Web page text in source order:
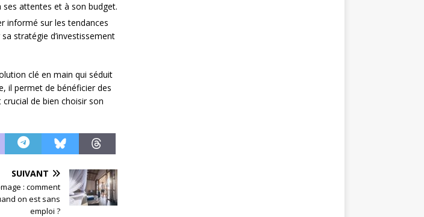
attentes et à son budget.
informé sur les tendances
stratégie d’investissement
clé en main qui séduit
il permet de bénéficier des
de bien choisir son
SUIVANT
: comment
on est sans
emploi ?